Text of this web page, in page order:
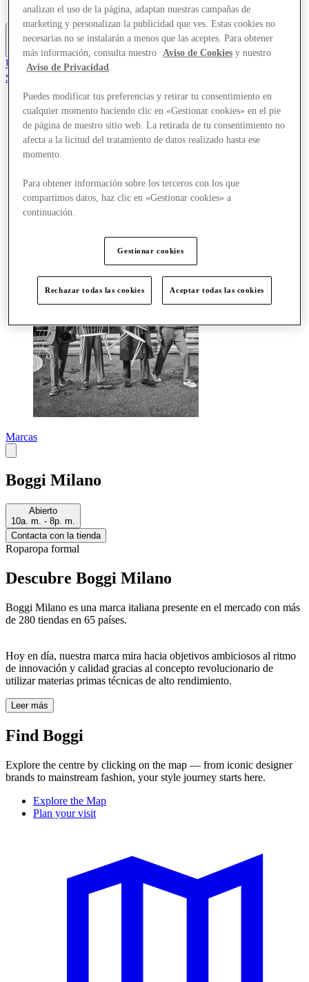
Guía de destinos
Más
Únete al Club
Salvado
Tiendas
Ofertas
Planifica tu visita
¿Qué pasa?
Servicios
Guía de destinos
Marcas
Boggi Milano
Abierto
10a. m. - 8p. m.
Contacta con la tienda
Roparopa formal
Descubre Boggi Milano
Boggi Milano es una marca italiana presente en el mercado con más
de 280 tiendas en 65 países.
Hoy en día, nuestra marca mira hacia objetivos ambiciosos al ritmo
de innovación y calidad gracias al concepto revolucionario de
utilizar materias primas técnicas de alto rendimiento.
Leer más
Find Boggi
Explore the centre by clicking on the map — from iconic designer
brands to mainstream fashion, your style journey starts here.
Explore the Map
Plan your visit
analizan el uso de la página, adaptan nuestras campañas de
marketing y personalizan la publicidad que ves. Estas cookies no
necesarias no se instalarán a menos que las aceptes. Para obtener
más información, consulta nuestro
Aviso de Cookies y nuestro
Aviso de Privacidad.
Puedes modificar tus preferencias y retirar tu consentimiento en
cualquier momento haciendo clic en «Gestionar cookies» en el pie
de página de nuestro sitio web. La retirada de tu consentimiento no
afecta a la licitud del tratamiento de datos realizado hasta ese
momento.
Para obtener información sobre los terceros con los que
compartimos datos, haz clic en «Gestionar cookies» a
continuación.
Gestionar cookies
Rechazar todas las cookies Aceptar todas las cookies